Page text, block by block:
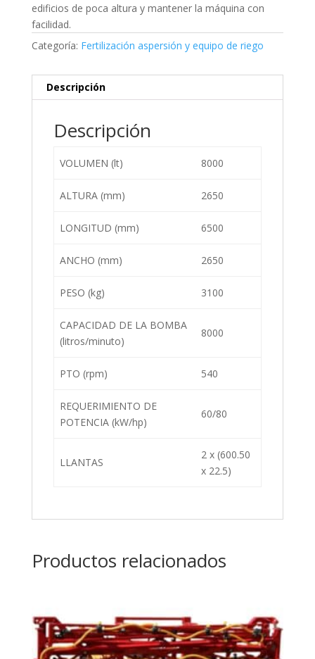
edificios de poca altura y mantener la máquina con
facilidad.
Categoría: Fertilización aspersión y equipo de riego
Descripción
Descripción
VOLUMEN (lt) 8000
ALTURA (mm) 2650
LONGITUD (mm) 6500
ANCHO (mm) 2650
PESO (kg) 3100
CAPACIDAD DE LA BOMBA
(litros/minuto)
8000
PTO (rpm) 540
REQUERIMIENTO DE
POTENCIA (kW/hp)
60/80
LLANTAS
2 x (600.50
x 22.5)
Productos relacionados